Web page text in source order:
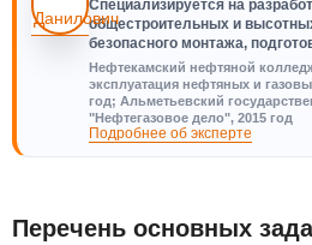
Специализируется на
общестроительных и
безопасного монтажа,
Нефтекамский нефтяной
эксплуатация нефтяных и
год; Альметьевский
"Нефтегазовое дело", 2015 год
Подробнее об эксперте
Перечень основных